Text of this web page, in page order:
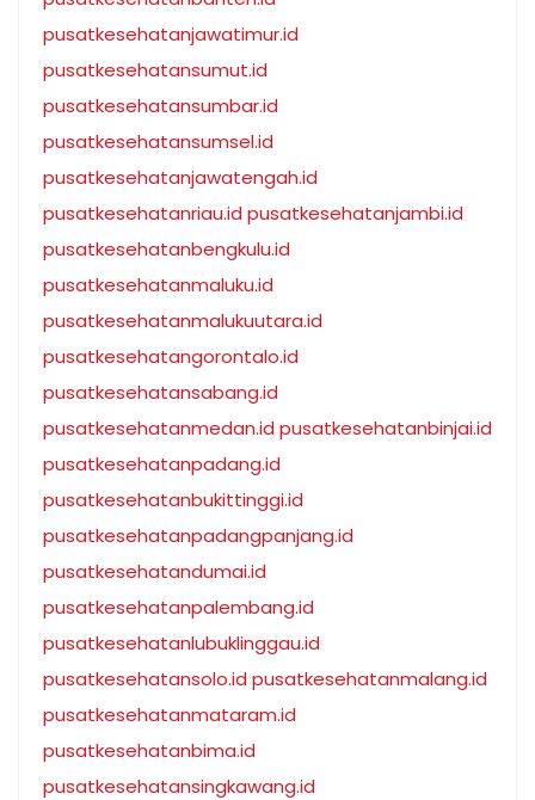
pusatkesehatanjawatimur.id
pusatkesehatansumut.id
pusatkesehatansumbar.id
pusatkesehatansumsel.id
pusatkesehatanjawatengah.id
pusatkesehatanriau.id pusatkesehatanjambi.id
pusatkesehatanbengkulu.id
pusatkesehatanmaluku.id
pusatkesehatanmalukuutara.id
pusatkesehatangorontalo.id
pusatkesehatansabang.id
pusatkesehatanmedan.id pusatkesehatanbinjai.id
pusatkesehatanpadang.id
pusatkesehatanbukittinggi.id
pusatkesehatanpadangpanjang.id
pusatkesehatandumai.id
pusatkesehatanpalembang.id
pusatkesehatanlubuklinggau.id
pusatkesehatansolo.id pusatkesehatanmalang.id
pusatkesehatanmataram.id
pusatkesehatanbima.id
pusatkesehatansingkawang.id